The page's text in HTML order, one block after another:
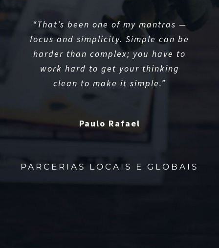
“That’s been one of my mantras —
focus and simplicity. Simple can be
harder than complex; you have to
work hard to get your thinking
clean to make it simple.”
Paulo Rafael
“I think if you do something and it
turns out pretty good, then you
should go do something else
wonderful, not dwell on it for too
long. Just figure out what’s next.”
Almir Rosa
PARCERIAS LOCAIS E GLOBAIS